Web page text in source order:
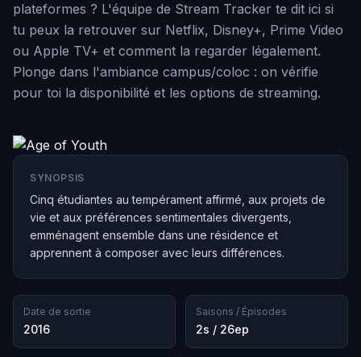
plateformes ? L'équipe de Stream Tracker te dit ici si
tu peux la retrouver sur Netflix, Disney+, Prime Video
ou Apple TV+ et comment la regarder légalement.
Plonge dans l'ambiance campus/coloc : on vérifie
pour toi la disponibilité et les options de streaming.
SYNOPSIS
Cinq étudiantes au tempérament affirmé, aux projets de
vie et aux préférences sentimentales divergents,
emménagent ensemble dans une résidence et
apprennent à composer avec leurs différences.
Date de sortie
2016
Saisons / Épisodes
2s / 26ep